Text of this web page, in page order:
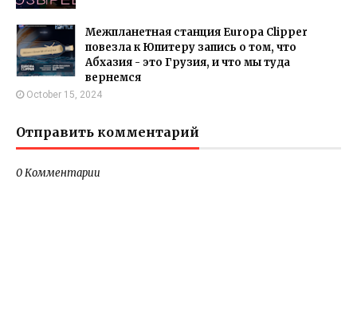
Межпланетная станция Europa Clipper
повезла к Юпитеру запись о том, что
Абхазия - это Грузия, и что мы туда
вернемся
October 15, 2024
Отправить комментарий
0 Комментарии